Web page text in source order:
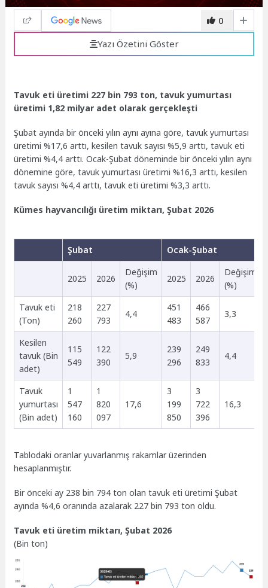
0
Yazı Özetini Göster
Tavuk eti üretimi 227 bin 793 ton, tavuk yumurtası
üretimi 1,82 milyar adet olarak gerçekleşti
Şubat ayında bir önceki yılın aynı ayına göre, tavuk yumurtası
üretimi %17,6 arttı, kesilen tavuk sayısı %5,9 arttı, tavuk eti
üretimi %4,4 arttı. Ocak-Şubat döneminde bir önceki yılın aynı
dönemine göre, tavuk yumurtası üretimi %16,3 arttı, kesilen
tavuk sayısı %4,4 arttı, tavuk eti üretimi %3,3 arttı.
Kümes hayvancılığı üretim miktarı, Şubat 2026
Şubat Ocak-Şubat
2025 2026
Değişim
(%)
2025 2026
Değişim
(%)
Tavuk eti
(Ton)
218
260
227
793
4,4
451
483
466
587
3,3
Kesilen
tavuk (Bin
adet)
115
549
122
390
5,9
239
296
249
833
4,4
Tavuk
yumurtası
(Bin adet)
1
547
160
1
820
097
17,6
3
199
850
3
722
396
16,3
Tablodaki oranlar yuvarlanmış rakamlar üzerinden
hesaplanmıştır.
Bir önceki ay 238 bin 794 ton olan tavuk eti üretimi Şubat
ayında %4,6 oranında azalarak 227 bin 793 ton oldu.
Tavuk eti üretim miktarı, Şubat 2026
(Bin ton)